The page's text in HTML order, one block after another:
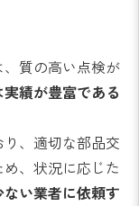
質の高い点検が
績が豊富である
、適切な部品交
、状況に応じた
い業者に依頼す